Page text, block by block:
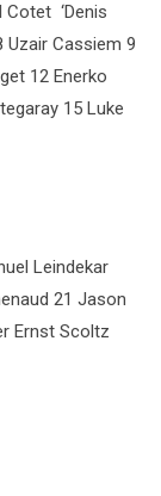
Cotet ‘Denis
Uzair Cassiem 9
12 Enerko
15 Luke
Leindekar
21 Jason
Ernst Scoltz